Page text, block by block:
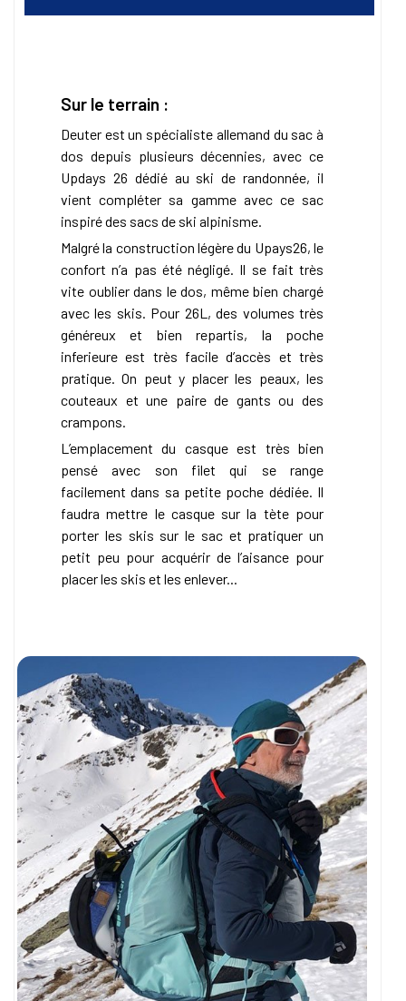
Sur le terrain :
Deuter est un spécialiste allemand du sac à
dos depuis plusieurs décennies, avec ce
Updays 26 dédié au ski de randonnée, il
vient compléter sa gamme avec ce sac
inspiré des sacs de ski alpinisme.
Malgré la construction légère du Upays26, le
confort n’a pas été négligé. Il se fait très
vite oublier dans le dos, même bien chargé
avec les skis. Pour 26L, des volumes très
généreux et bien repartis, la poche
inferieure est très facile d’accès et très
pratique. On peut y placer les peaux, les
couteaux et une paire de gants ou des
crampons.
L’emplacement du casque est très bien
pensé avec son filet qui se range
facilement dans sa petite poche dédiée. Il
faudra mettre le casque sur la tète pour
porter les skis sur le sac et pratiquer un
petit peu pour acquérir de l’aisance pour
placer les skis et les enlever...